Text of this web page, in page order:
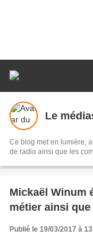
Le
Ce blog met en lumière,
de radio ainsi que les
Mickaël Winum
métier ainsi
Publié le 19/03/2017 à